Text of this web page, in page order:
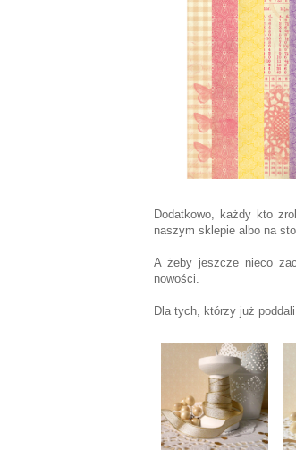
Dodatkowo, każdy kto
naszym sklepie albo na
A żeby jeszcze nieco
nowości.
Dla tych, którzy już